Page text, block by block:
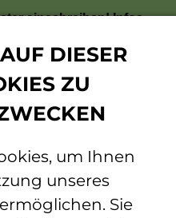
einschreiben!Infos
Personendetails
© Andreas Ebinger
DIESER
ZU
um Ihnen
unseres
Sie